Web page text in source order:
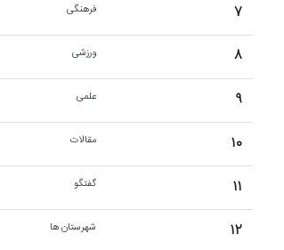
۷ فرهنگی
۸ ورزشی
۹ علمی
۱۰ مقالات
۱۱ گفتگو
۱۲ شهرستان ها